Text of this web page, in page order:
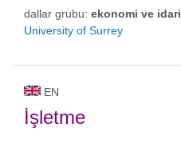
dallar grubu: ekonomi ve idari
University of Surrey
EN
İşletme